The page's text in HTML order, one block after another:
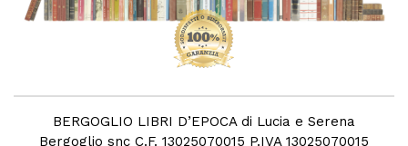
BERGOGLIO LIBRI D’EPOCA di Lucia e Serena
Bergoglio snc C.F. 13025070015 P.IVA 13025070015